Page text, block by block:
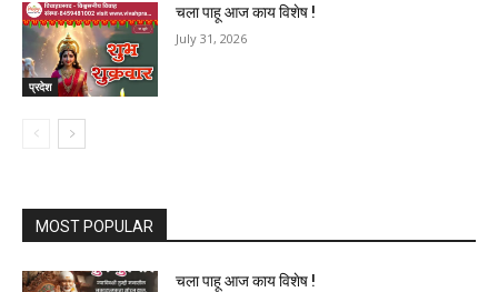
प्रदेश
चला पाहू आज काय विशेष !
July 31, 2026
MOST POPULAR
चला पाहू आज काय विशेष !